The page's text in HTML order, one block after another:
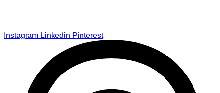
Instagram Linkedin Pinterest